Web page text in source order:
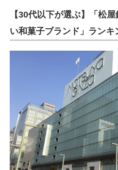
【30代以下が選ぶ】「松
い和菓子ブランド」ランキ